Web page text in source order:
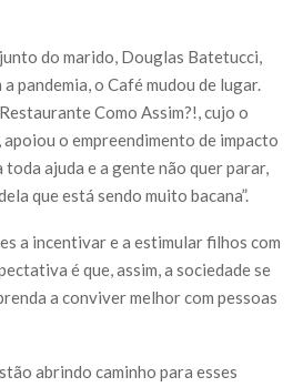
do marido, Douglas Batetucci,
pandemia, o Café mudou de lugar.
Como Assim?!, cujo o
o empreendimento de impacto
toda ajuda e a gente não quer parar,
que está sendo muito bacana”.
a incentivar e a estimular filhos com
é que, assim, a sociedade se
a conviver melhor com pessoas
abrindo caminho para esses